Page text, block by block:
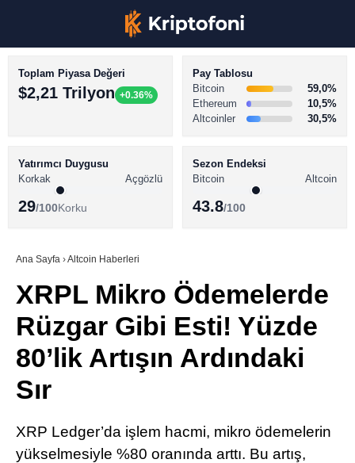
Youtube
TikTok
BİTCOİN HABERLERİ
ALTCOİN HABERLERİ
SÖZLÜK
Toplam Piyasa Değeri
$2,21 Trilyon +0.36%
Pay Tablosu
Bitcoin
59,0%
Ethereum
10,5%
Altcoinler
30,5%
Yatırımcı Duygusu
Korkak
Açgözlü
29/100Korku
Sezon Endeksi
Bitcoin
Altcoin
43.8/100
Ana Sayfa ›Altcoin Haberleri
XRPL Mikro Ödemelerde
Rüzgar Gibi Esti! Yüzde
80’lik Artışın Ardındaki
Sır
XRP Ledger’da işlem hacmi, mikro ödemelerin
yükselmesiyle %80 oranında arttı. Bu artış,